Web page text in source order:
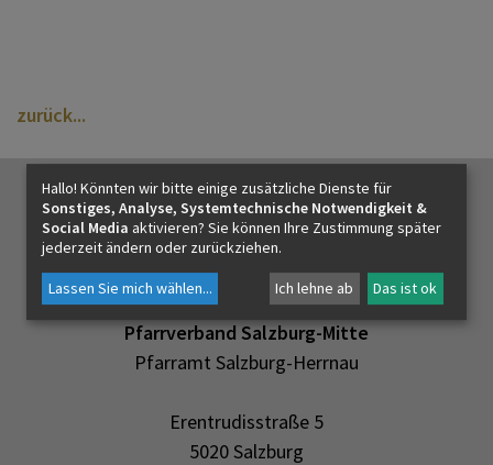
KONTAKT
zurück
Pfarrverband Salzburg-Mitte
Pfarramt Salzburg-Herrnau
Erentrudisstraße 5
5020 Salzburg
Hallo! Könnten wir bitte einige zusätzliche Dienste für
Sonstiges, Analyse, Systemtechnische Notwendigkeit &
Social Media aktivieren? Sie können Ihre Zustimmung später
jederzeit ändern oder zurückziehen.
Lassen Sie mich wählen... Ich lehne ab Das ist ok